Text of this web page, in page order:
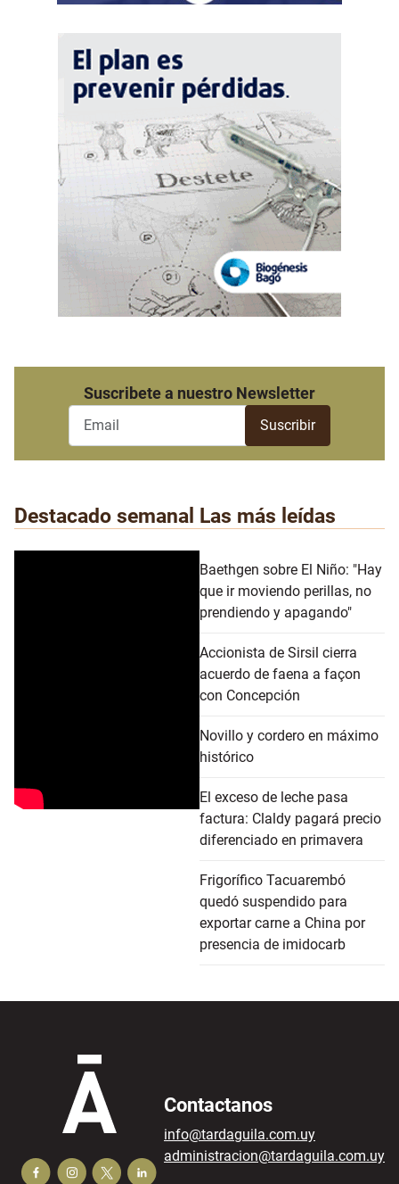
Suscribete a nuestro Newsletter
Destacado semanal Las más leídas
Baethgen sobre El Niño: "Hay
que ir moviendo perillas, no
prendiendo y apagando"
Accionista de Sirsil cierra
acuerdo de faena a façon
con Concepción
Novillo y cordero en máximo
histórico
El exceso de leche pasa
factura: Claldy pagará precio
diferenciado en primavera
Frigorífico Tacuarembó
quedó suspendido para
exportar carne a China por
presencia de imidocarb
Contactanos
info@tardaguila.com.uy
administracion@tardaguila.com.uy